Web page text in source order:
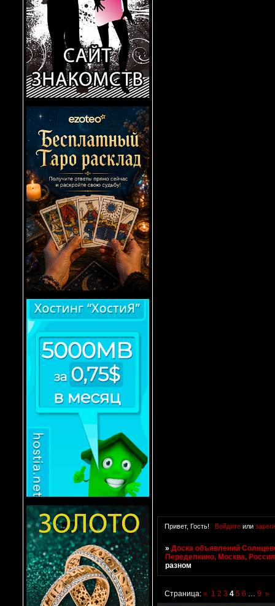
Привет, Гость! Войдитеили
»Доска объявлений
Переделкино, Москва, Россия
разном
Страница:« 1 2 3 4 5 6 … 9 »